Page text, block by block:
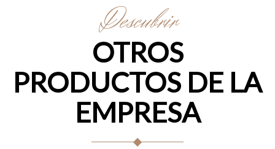
Descubrir
OTROS
PRODUCTOS DE LA
EMPRESA